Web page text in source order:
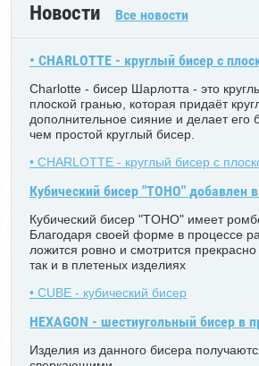
Новости Все новости
• CHARLOTTE - круглый бисер с
Charlotte - бисер Шарлотта - это
плоской гранью, которая придаёт
дополнительное сияние и делает его
чем простой круглый бисер.
• CHARLOTTE - круглый бисер с
Кубический бисер "TOHO" добавлен
Кубический бисер "TOHO" имеет
Благодаря своей форме в процессе
ложится ровно и смотрится
так и в плетеных изделиях
• CUBE - кубический бисер
HEXAGON - шестиугольный бисер в
Изделия из данного бисера